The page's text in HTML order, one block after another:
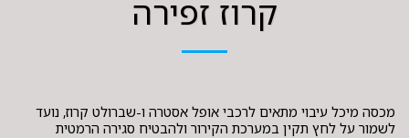
קרוז זפירה
מכסה מיכל עיבוי מתאים לרכבי אופל אסטרה ו-שברולט קרוז, נועד
לשמור על לחץ תקין במערכת הקירור ולהבטיח סגירה הרמטית